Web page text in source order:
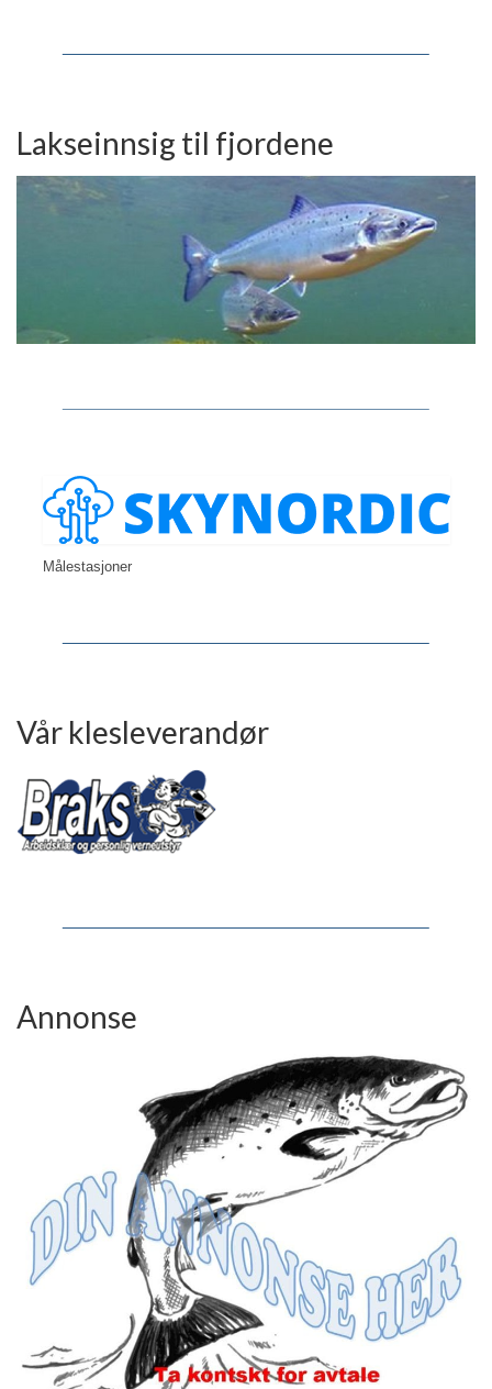
Lakseinnsig til fjordene
Målestasjoner
Vår klesleverandør
Annonse